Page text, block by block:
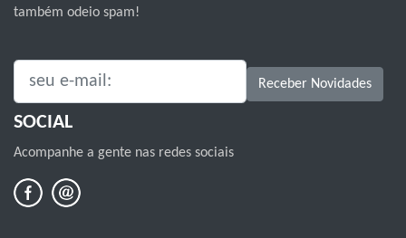
também odeio spam!
SEU E-MAIL: Receber Novidades
SOCIAL
Acompanhe a gente nas redes sociais